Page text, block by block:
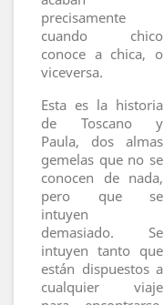
precisamente
cuando chico
conoce a chica, o
viceversa.
Esta es la historia
de Toscano y
Paula, dos almas
gemelas que no se
conocen de nada,
pero que se
intuyen
demasiado. Se
intuyen tanto que
están dispuestos a
cualquier viaje